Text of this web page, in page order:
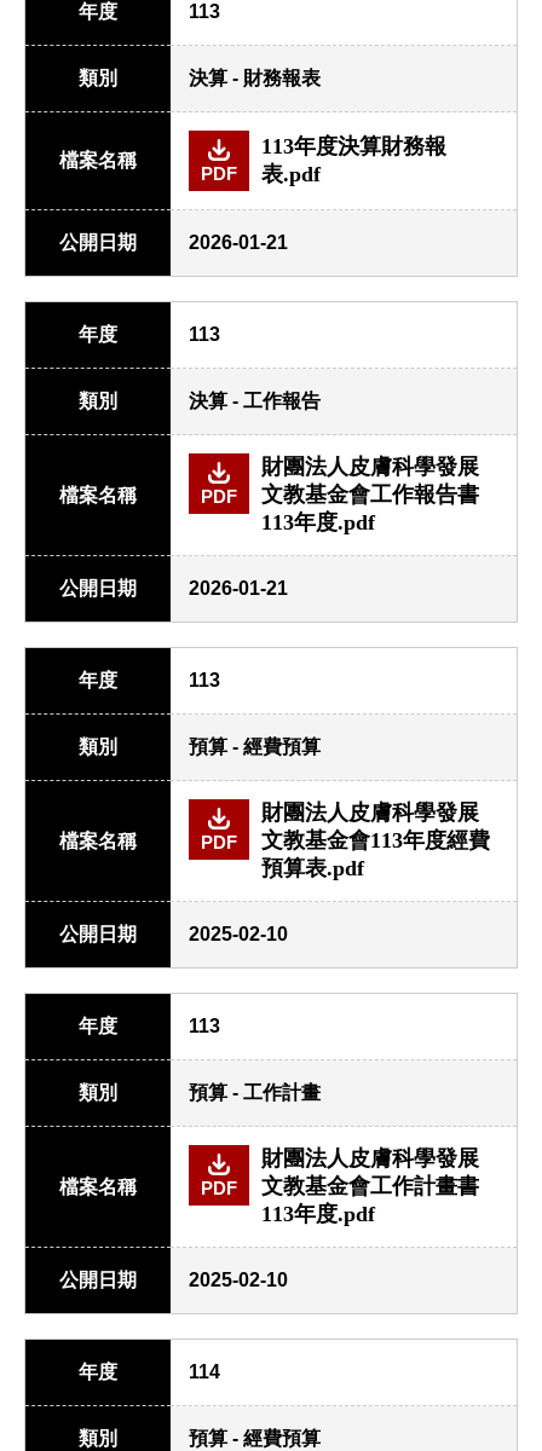
年度 113
類別 決算 - 財務報表
檔案名稱
PDF
113年度決算財務報
表.pdf
公開日期 2026-01-21
年度 113
類別 決算 - 工作報告
檔案名稱 PDF
財團法人皮膚科學發展
文教基金會工作報告書
113年度.pdf
公開日期 2026-01-21
年度 113
類別 預算 - 經費預算
檔案名稱 PDF
財團法人皮膚科學發展
文教基金會113年度經費
預算表.pdf
公開日期 2025-02-10
年度 113
類別 預算 - 工作計畫
檔案名稱 PDF
財團法人皮膚科學發展
文教基金會工作計畫書
113年度.pdf
公開日期 2025-02-10
年度 114
類別 預算 - 經費預算